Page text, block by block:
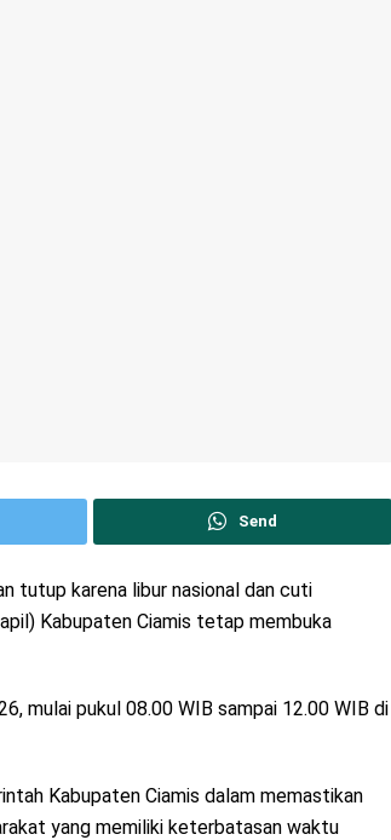
Send
tutup karena libur nasional dan cuti
Kabupaten Ciamis tetap membuka
mulai pukul 08.00 WIB sampai 12.00 WIB di
Kabupaten Ciamis dalam memastikan
yang memiliki keterbatasan waktu